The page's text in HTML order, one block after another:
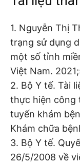
1. Nguyễn Thị
trạng sử dụng
một số tỉnh
Việt Nam.
2. Bộ Y tế. Tài
thực hiện công
tuyến khám
Khám chữa
3. Bộ Y tế.
26/5/2008 về